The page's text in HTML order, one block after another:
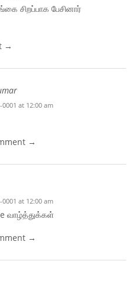
சிறப்பாக பேசினார்
→
at 12:00 am
→
at 12:00 am
வாழ்த்துக்கள்
→